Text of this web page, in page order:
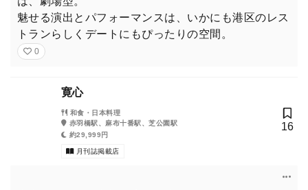
魅せる演出とパフォーマンスは、いかにも港区のレス
トランらしくデートにもぴったりの空間。
0
寛心
和食・日本料理
赤羽橋駅、麻布十番駅、芝公園駅
約29,999円
月刊誌掲載店
16